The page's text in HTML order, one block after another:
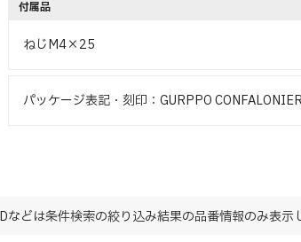
付属品
ねじM4×25
パッケージ表記・刻印：GURPPO
などは条件検索の絞り込み結果の品番情報のみ表示